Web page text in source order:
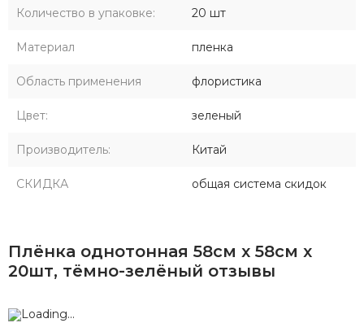
Количество в упаковке: 20 шт
Материал пленка
Область применения флористика
Цвет: зеленый
Производитель: Китай
СКИДКА общая система скидок
Плёнка однотонная 58см х 58см x
20шт, тёмно-зелёный отзывы